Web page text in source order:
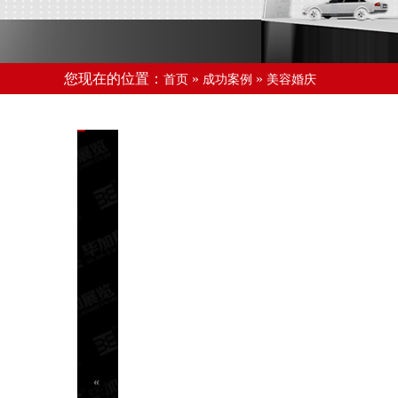
您现在的位置： 首页 » 成功案例 » 美容婚庆
«